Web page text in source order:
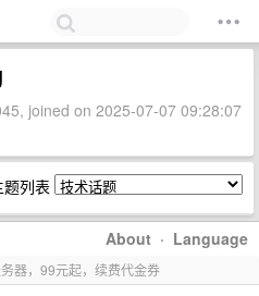
joined on 2025-07-07 09:28:07
列表
About · Language
器，99元起，续费代金券